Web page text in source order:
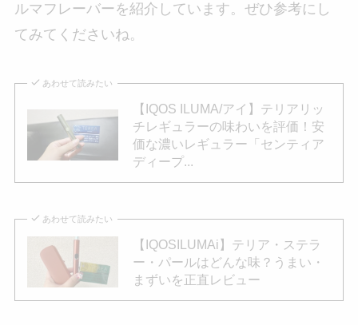
ルマフレーバーを紹介しています。ぜひ参考にし
てみてくださいね。
あわせて読みたい
【IQOS ILUMA/アイ】テリアリッ
チレギュラーの味わいを評価！安
価な濃いレギュラー「センティア
ディープ...
あわせて読みたい
【IQOSILUMAi】テリア・ステラ
ー・パールはどんな味？うまい・
まずいを正直レビュー